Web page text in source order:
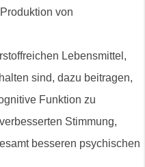
von
Lebensmittel,
sind, dazu beitragen,
Funktion zu
Stimmung,
besseren psychischen